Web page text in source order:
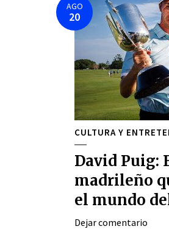
AGO
20
CULTURA Y
David Puig:
madrileño
el mundo
Dejar comentario